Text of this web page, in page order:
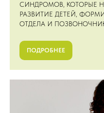
СИНДРОМОВ, КОТОРЫЕ
РАЗВИТИЕ ДЕТЕЙ,
ОТДЕЛА И
ПОДРОБНЕЕ